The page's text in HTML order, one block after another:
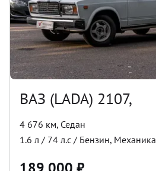
ВАЗ (LADA) 2107,
4 676 км, Седан
1.6 л / 74 л.с / Бензин, Механика